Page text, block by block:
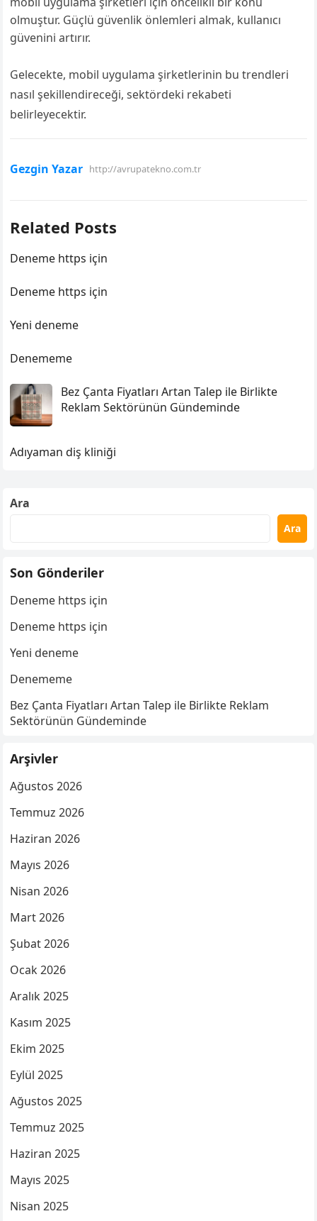
olmuştur. Güçlü güvenlik önlemleri almak, kullanıcı
güvenini artırır.
Gelecekte, mobil uygulama şirketlerinin bu trendleri
nasıl şekillendireceği, sektördeki rekabeti
belirleyecektir.
Gezgin Yazar http://avrupatekno.com.tr
Related Posts
Deneme https için
Deneme https için
Yeni deneme
Denememe
Bez Çanta Fiyatları Artan Talep ile Birlikte
Reklam Sektörünün Gündeminde
Adıyaman diş kliniği
Ara
Ara
Son Gönderiler
Deneme https için
Deneme https için
Yeni deneme
Denememe
Bez Çanta Fiyatları Artan Talep ile Birlikte Reklam
Sektörünün Gündeminde
Arşivler
Ağustos 2026
Temmuz 2026
Haziran 2026
Mayıs 2026
Nisan 2026
Mart 2026
Şubat 2026
Ocak 2026
Aralık 2025
Kasım 2025
Ekim 2025
Eylül 2025
Ağustos 2025
Temmuz 2025
Haziran 2025
Mayıs 2025
Nisan 2025